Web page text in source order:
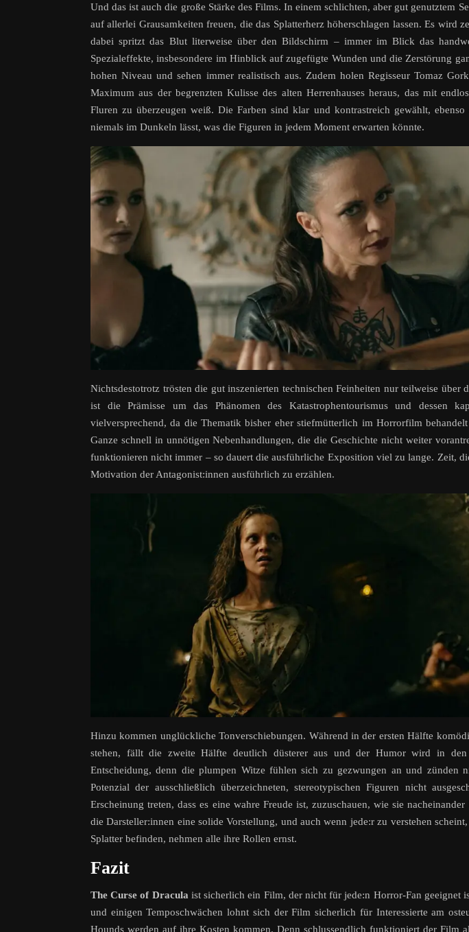
Und das ist auch die große Stärke des Films. In einem schlichten, aber gut genutztem
auf allerlei Grausamkeiten freuen, die das Splatterherz höherschlagen lassen. Es wird
dabei spritzt das Blut literweise über den Bildschirm – immer im Blick das
Spezialeffekte, insbesondere im Hinblick auf zugefügte Wunden und die Zerstörung
hohen Niveau und sehen immer realistisch aus. Zudem holen Regisseur Tomaz
Maximum aus der begrenzten Kulisse des alten Herrenhauses heraus, das mit
Fluren zu überzeugen weiß. Die Farben sind klar und kontrastreich gewählt,
niemals im Dunkeln lässt, was die Figuren in jedem Moment erwarten könnte.
Nichtsdestotrotz trösten die gut inszenierten technischen Feinheiten nur teilweise über
ist die Prämisse um das Phänomen des Katastrophentourismus und dessen
vielversprechend, da die Thematik bisher eher stiefmütterlich im Horrorfilm
Ganze schnell in unnötigen Nebenhandlungen, die die Geschichte nicht weiter
funktionieren nicht immer – so dauert die ausführliche Exposition viel zu lange. Zeit,
Motivation der Antagonist:innen ausführlich zu erzählen.
Hinzu kommen unglückliche Tonverschiebungen. Während in der ersten Hälfte
stehen, fällt die zweite Hälfte deutlich düsterer aus und der Humor wird in den
Entscheidung, denn die plumpen Witze fühlen sich zu gezwungen an und zünden
Potenzial der ausschließlich überzeichneten, stereotypischen Figuren nicht
Erscheinung treten, dass es eine wahre Freude ist, zuzuschauen, wie sie
die Darsteller:innen eine solide Vorstellung, und auch wenn jede:r zu verstehen
Splatter befinden, nehmen alle ihre Rollen ernst.
Fazit
The Curse of Draculaist sicherlich ein Film, der nicht für jede:n Horror-Fan geeignet
und einigen Temposchwächen lohnt sich der Film sicherlich für Interessierte am
Hounds werden auf ihre Kosten kommen. Denn schlussendlich funktioniert der Film